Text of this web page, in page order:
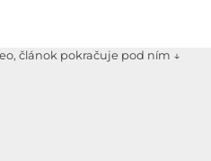
článok pokračuje pod ním ↓